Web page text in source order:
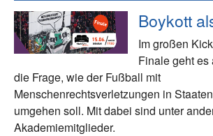
Boykott
Im großen
Finale geht es
die Frage, wie der Fußball mit
Menschenrechtsverletzungen in
umgehen soll. Mit dabei sind unter
Akademiemitglieder.